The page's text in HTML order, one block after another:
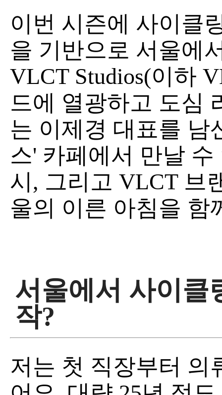
이번 시즌에 사이클
을 기반으로 서울에
VLCT Studios(이하
드에 열광하고 도심
는 이제경 대표를 남
스' 카페에서 만날
시, 그리고 VLCT 브
울의 이른 아침을 함
서울에서 사이클
작?
저는 첫 직장부터 의